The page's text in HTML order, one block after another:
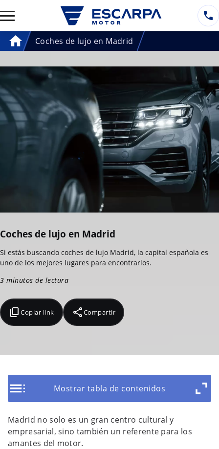
HomeCoches de lujo en Madrid
Coches de lujo en Madrid
Si estás buscando coches de lujo Madrid, la capital española es
uno de los mejores lugares para encontrarlos.
3 minutos de lectura
Copiar link Compartir
Mostrar tabla de contenidos
Madrid no solo es un gran centro cultural y
empresarial, sino también un referente para los
amantes del motor.